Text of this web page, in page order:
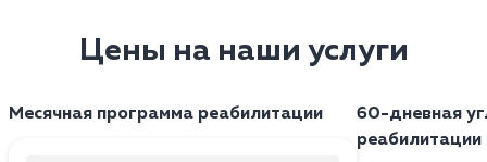
Цены на наши услуги
Месячная программа реабилитации
60-дневная
реабилитации